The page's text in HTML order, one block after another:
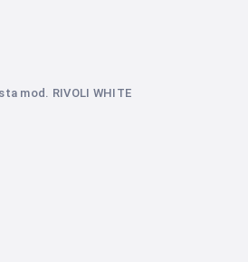
mod. RIVOLI WHITE